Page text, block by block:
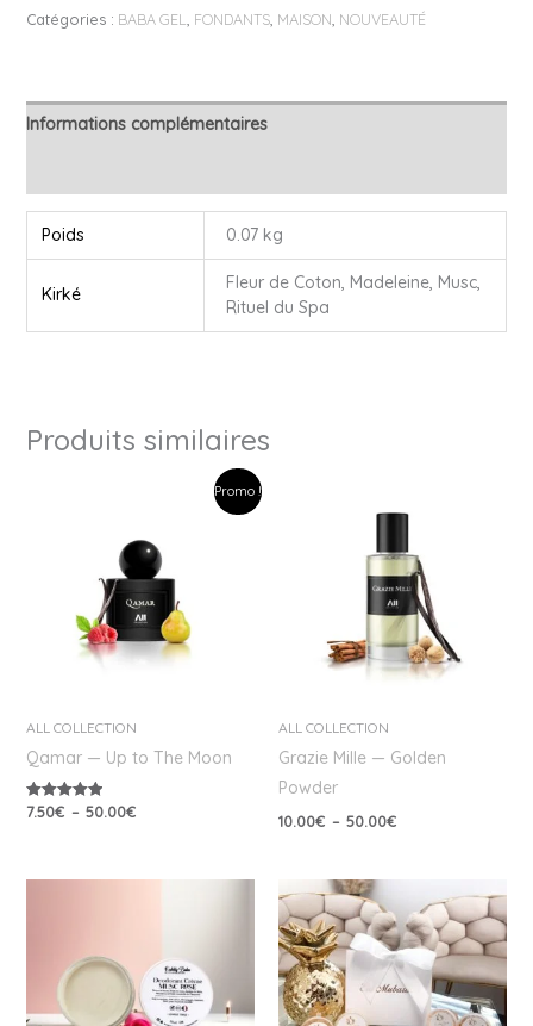
Catégories : BABA GEL FONDANTS, MAISON NOUVEAUTÉ
Informations complémentaires
Poids 0.07 kg
Kirké
Fleur de Coton, Madeleine, Musc,
Rituel du Spa
Produits similaires
Promo !
ALL COLLECTION
Qamar — Up to The Moon
Note
7.50€ – 50.00€
7.50€
à
50.00€
ALL COLLECTION
Grazie Mille — Golden
Powder
10.00€ – 50.00€
à
50.00€